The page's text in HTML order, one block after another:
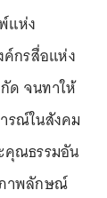
แห่ง
ค์กรสื่อแห่ง
ด จนทาให้
รณ์ในสังคม
คุณธรรมอัน
ภาพลักษณ์